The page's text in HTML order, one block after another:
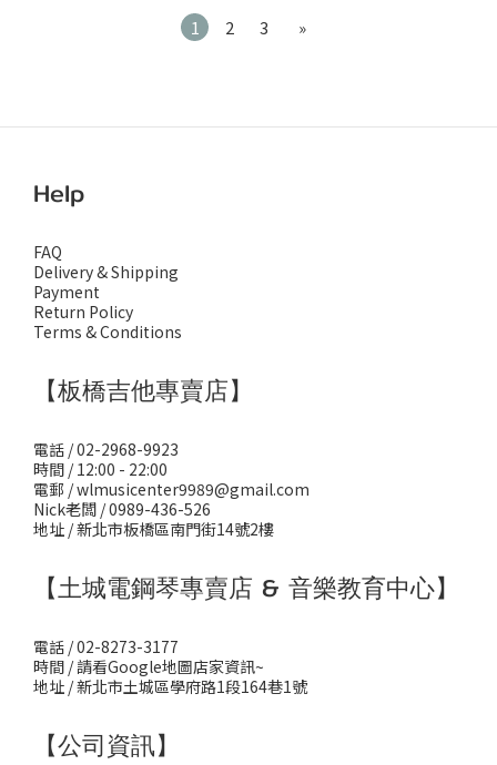
1 2 3 »
Help
FAQ
Delivery & Shipping
Payment
Return Policy
Terms & Conditions
【板橋吉他專賣店】
電話 / 02-2968-9923
時間 / 12:00 - 22:00
電郵 / wlmusicenter9989@gmail.com
Nick老闆 / 0989-436-526
地址 / 新北市板橋區南門街14號2樓
【土城電鋼琴專賣店 & 音樂教育中心】
電話 / 02-8273-3177
時間 / 請看Google地圖店家資訊~
地址 / 新北市土城區學府路1段164巷1號
【公司資訊】